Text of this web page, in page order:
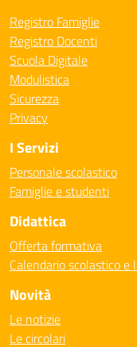
Registro Famiglie
Registro Docenti
Scuola Digitale
Modulistica
Sicurezza
Privacy
I Servizi
Personale scolastico
Famiglie e studenti
Didattica
Offerta formativa
Calendario scolastico
Novità
Le notizie
Le circolari